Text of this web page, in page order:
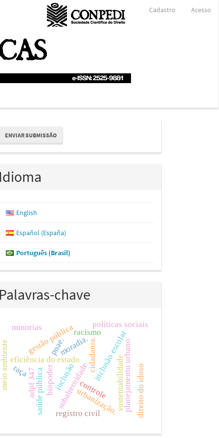
Cadastro Acesso
ENVIAR SUBMISSÃO
Idioma
English
Español (España)
Português (Brasil)
Palavras-chave
saúde pública subalternidade
inclusão escolar
eficiência do estado
gestão pública
planejamento urbano
biopoder
registro civil
cidadania.
controle
meio ambiente
urbanização.sustentabilidade direito do idoso
pnae.
políticas sociais
inclusão
adpf 347
moradia.
minorias
raça
racismo